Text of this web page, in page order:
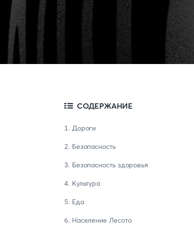
СОДЕРЖАНИЕ
1. Дороги
2. Безопасность
3. Безопасность здоровья
4. Культура
5. Еда
6. Население Лесото